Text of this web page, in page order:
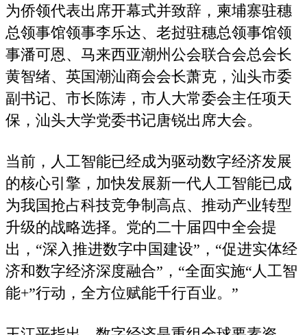
为侨领代表出席开幕式并致辞，柬埔寨驻穗
总领事馆领事李乐达、老挝驻穗总领事馆领
事潘可恩、马来西亚潮州公会联合会总会长
黄智绪、英国潮汕商会会长萧克，汕头市委
副书记、市长陈涛，市人大常委会主任项天
保，汕头大学党委书记唐锐出席大会。
当前，人工智能已经成为驱动数字经济发展
的核心引擎，加快发展新一代人工智能已成
为我国抢占科技竞争制高点、推动产业转型
升级的战略选择。党的二十届四中全会提
出，“深入推进数字中国建设”，“促进实体经
济和数字经济深度融合”，“全面实施“人工智
能+”行动，全方位赋能千行百业。”